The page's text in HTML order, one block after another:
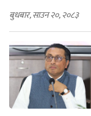
बुधबार, साउन २०, २०८३